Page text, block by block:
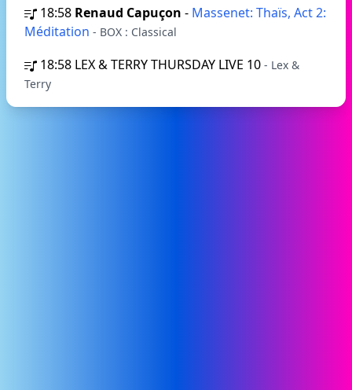
18:58 Renaud Capuçon - Massenet: Thaïs, Act 2:
Méditation - BOX : Сlassical
18:58 LEX & TERRY THURSDAY LIVE 10 - Lex &
Terry